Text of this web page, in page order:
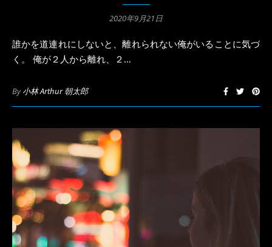
2020年9月21日
誰かを道連れにしないと、離れられない俺がいることに気づ
く。 俺が２人から離れ、２…
By小林 Arthur 朝太郎